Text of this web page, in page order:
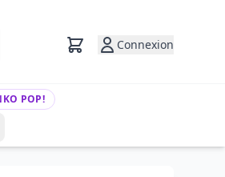
Connexion
POP!